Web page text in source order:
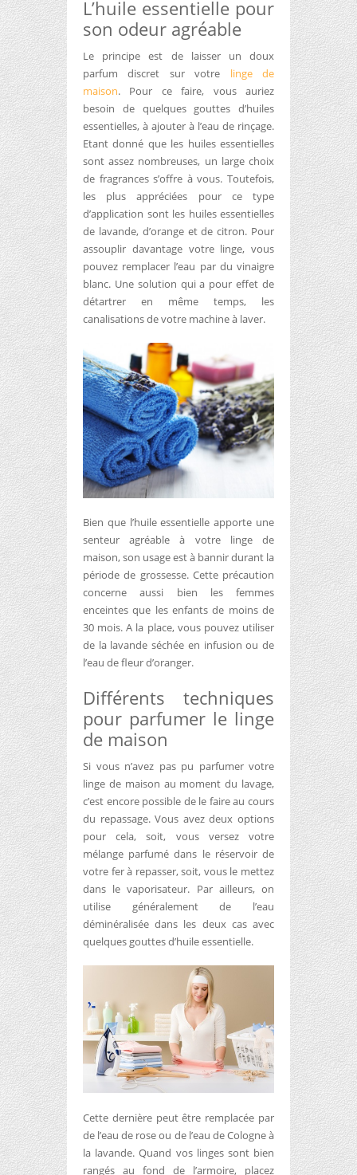
L’huile essentielle pour
son odeur agréable
Le principe est de laisser un doux
parfum discret sur votre linge de
maison. Pour ce faire, vous auriez
besoin de quelques gouttes d’huiles
essentielles, à ajouter à l’eau de rinçage.
Etant donné que les huiles essentielles
sont assez nombreuses, un large choix
de fragrances s’offre à vous. Toutefois,
les plus appréciées pour ce type
d’application sont les huiles essentielles
de lavande, d’orange et de citron. Pour
assouplir davantage votre linge, vous
pouvez remplacer l’eau par du vinaigre
blanc. Une solution qui a pour effet de
détartrer en même temps, les
canalisations de votre machine à laver.
Bien que l’huile essentielle apporte une
senteur agréable à votre linge de
maison, son usage est à bannir durant la
période de grossesse. Cette précaution
concerne aussi bien les femmes
enceintes que les enfants de moins de
30 mois. A la place, vous pouvez utiliser
de la lavande séchée en infusion ou de
l’eau de fleur d’oranger.
Différents techniques
pour parfumer le linge
de maison
Si vous n’avez pas pu parfumer votre
linge de maison au moment du lavage,
c’est encore possible de le faire au cours
du repassage. Vous avez deux options
pour cela, soit, vous versez votre
mélange parfumé dans le réservoir de
votre fer à repasser, soit, vous le mettez
dans le vaporisateur. Par ailleurs, on
utilise généralement de l’eau
déminéralisée dans les deux cas avec
quelques gouttes d’huile essentielle.
Cette dernière peut être remplacée par
de l’eau de rose ou de l’eau de Cologne à
la lavande. Quand vos linges sont bien
rangés au fond de l’armoire, placez